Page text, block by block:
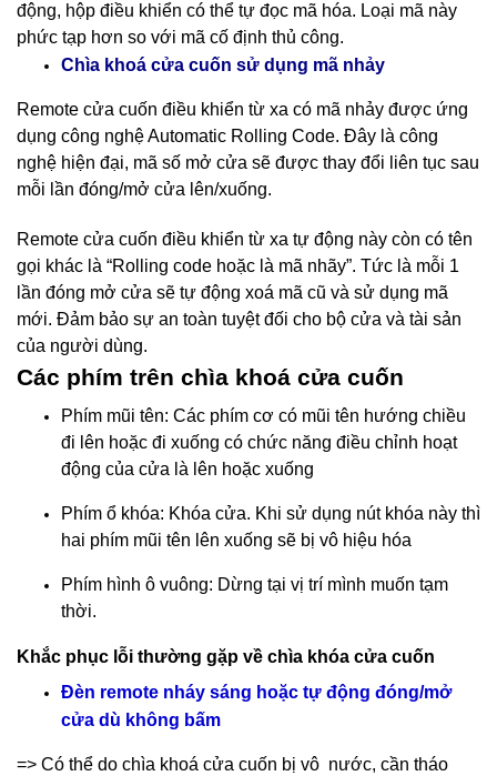
động, hộp điều khiển có thể tự đọc mã hóa. Loại mã này
phức tạp hơn so với mã cố định thủ công.
Chìa khoá cửa cuốn sử dụng mã nhảy
Remote cửa cuốn điều khiển từ xa có mã nhảy được ứng
dụng công nghệ Automatic Rolling Code. Đây là công
nghệ hiện đại, mã số mở cửa sẽ được thay đổi liên tục sau
mỗi lần đóng/mở cửa lên/xuống.
Remote cửa cuốn điều khiển từ xa tự động này còn có tên
gọi khác là “Rolling code hoặc là mã nhãy”. Tức là mỗi 1
lần đóng mở cửa sẽ tự động xoá mã cũ và sử dụng mã
mới. Đảm bảo sự an toàn tuyệt đối cho bộ cửa và tài sản
của người dùng.
Các phím trên chìa khoá cửa cuốn
Phím mũi tên: Các phím cơ có mũi tên hướng chiều
đi lên hoặc đi xuống có chức năng điều chỉnh hoạt
động của cửa là lên hoặc xuống
Phím ổ khóa: Khóa cửa. Khi sử dụng nút khóa này thì
hai phím mũi tên lên xuống sẽ bị vô hiệu hóa
Phím hình ô vuông: Dừng tại vị trí mình muốn tạm
thời.
Khắc phục lỗi thường gặp về chìa khóa cửa cuốn
Đèn remote nháy sáng hoặc tự động đóng/mở
cửa dù không bấm
=> Có thể do chìa khoá cửa cuốn bị vô nước, cần tháo